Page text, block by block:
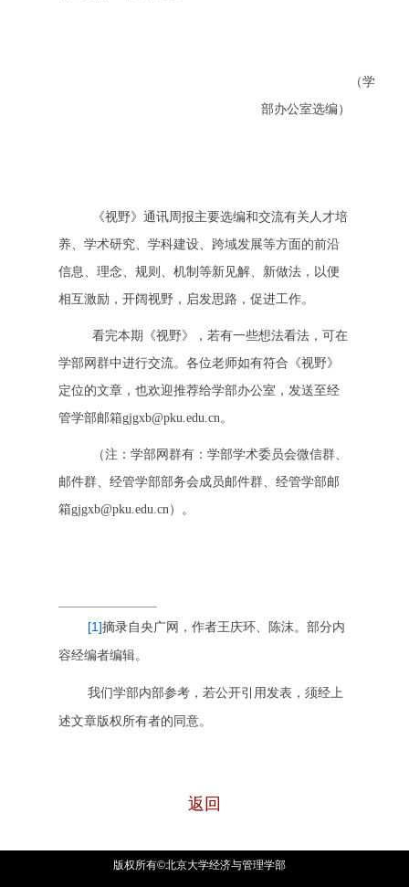
（学
部办公室选编）
《视野》通讯周报主要选编和交流有关人才培
养、学术研究、学科建设、跨域发展等方面的前沿
信息、理念、规则、机制等新见解、新做法，以便
相互激励，开阔视野，启发思路，促进工作。
看完本期《视野》，若有一些想法看法，可在
学部网群中进行交流。各位老师如有符合《视野》
定位的文章，也欢迎推荐给学部办公室，发送至经
管学部邮箱gjgxb@pku.edu.cn。
（注：学部网群有：学部学术委员会微信群、
邮件群、经管学部部务会成员邮件群、经管学部邮
箱gjgxb@pku.edu.cn）。
[1]摘录自央广网，作者王庆环、陈沫。部分内
容经编者编辑。
我们学部内部参考，若公开引用发表，须经上
述文章版权所有者的同意。
返回
版权所有©北京大学经济与管理学部